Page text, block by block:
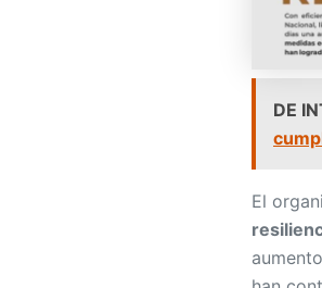
DE
El